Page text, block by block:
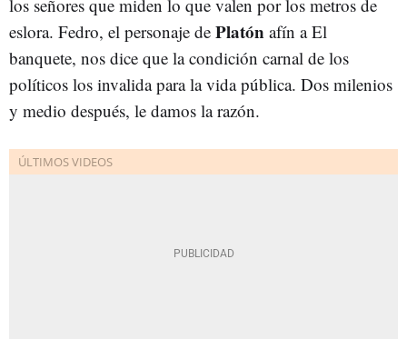
los señores que miden lo que valen por los metros de
eslora. Fedro, el personaje de Platón afín a El
banquete, nos dice que la condición carnal de los
políticos los invalida para la vida pública. Dos milenios
y medio después, le damos la razón.